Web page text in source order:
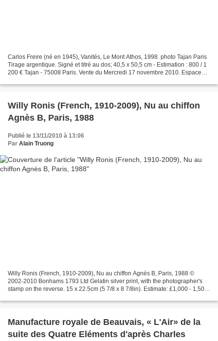
Carlos Freire (né en 1945), Vanités, Le Mont Athos, 1998. photo Tajan Paris
Tirage argentique. Signé et titré au dos; 40,5 x 50,5 cm - Estimation : 800 / 1
200 € Tajan - 75008 Paris. Vente du Mercredi 17 novembre 2010. Espace
Willy Ronis (French, 1910-2009), Nu au chiffon
Agnès B, Paris, 1988
Publié le 13/11/2010 à 13:06
Par Alain Truong
Willy Ronis (French, 1910-2009), Nu au chiffon Agnès B, Paris, 1988 ©
2002-2010 Bonhams 1793 Ltd Gelatin silver print, with the photographer's
stamp on the reverse. 15 x 22.5cm (5 7/8 x 8 7/8in). Estimate: £1,000 - 1,500,
Manufacture royale de Beauvais, « L'Air» de la
suite des Quatre Eléments d'après Charles